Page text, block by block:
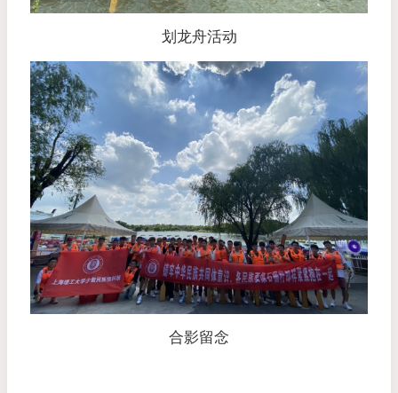
划龙舟活动
合影留念